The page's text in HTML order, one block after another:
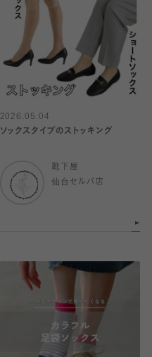
2026.05.04
ソックスタイプのストッキング
靴下屋
仙台セルバ店